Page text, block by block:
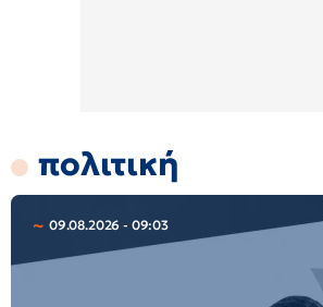
πολιτική
09.08.2026 - 09:03